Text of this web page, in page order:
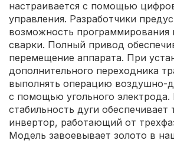
настраивается с помощью
управления. Разработчики
возможность программирования
сварки. Полный привод
перемещение аппарата. При
дополнительного переходника
выполнять операцию воздушно-
с помощью угольного
стабильность дуги обеспечивает
инвертор, работающий от
Модель завоевывает золото в